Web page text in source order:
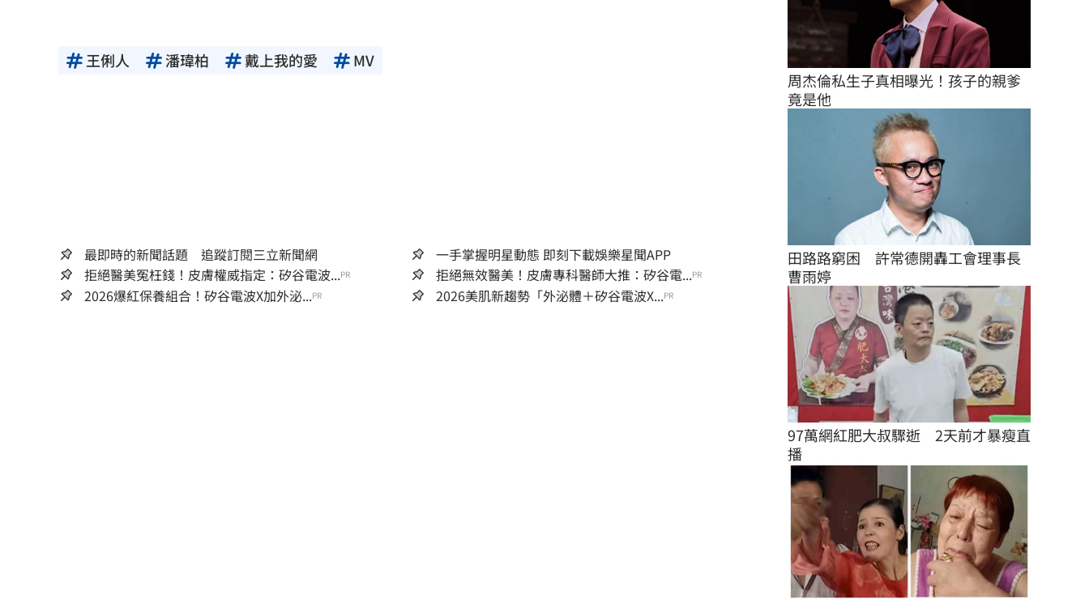
王俐人 潘瑋柏 戴上我的愛 MV
最即時的新聞話題 追蹤訂閱三立新聞網
一手掌握明星動態 即刻下載娛樂星聞APP
拒絕醫美冤枉錢！皮膚權威指定：矽谷電波...PR 拒絕無效醫美！皮膚專科醫師大推：矽谷電...PR
2026爆紅保養組合！矽谷電波X加外泌...PR 2026美肌新趨勢「外泌體＋矽谷電波X...PR
周杰倫私生子真相曝光！孩子的親爹
竟是他
田路路窮困　許常德開轟工會理事長
曹雨婷
97萬網紅肥大叔驟逝　2天前才暴瘦直
播